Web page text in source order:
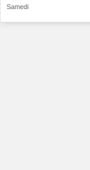
Samedi